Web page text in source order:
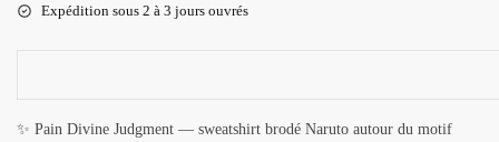
Expédition sous 2 à 3 jours ouvrés
✨ Pain Divine Judgment — sweatshirt brodé Naruto autour du motif